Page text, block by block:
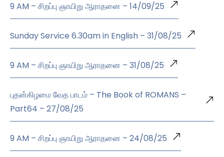
9 AM – சிறப்பு ஞாயிறு ஆராதனை – 14/09/25
Sunday Service 6.30am in English – 31/08/25
9 AM – சிறப்பு ஞாயிறு ஆராதனை – 31/08/25
புதன்கிழமை வேத பாடம் – The Book of ROMANS –
Part64 – 27/08/25
9 AM – சிறப்பு ஞாயிறு ஆராதனை – 24/08/25